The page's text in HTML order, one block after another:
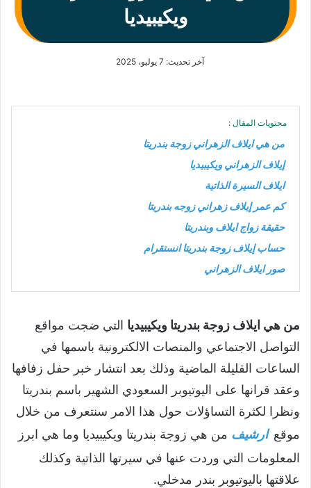
ويكيبيديا
آخر تحديث: 7 يوليو، 2025
محتويات المقال :
من هي ايلاف الزهراني زوجة بندريتا
إيلاف الزهراني ويكيبيديا
ايلاف السيرة الذاتية
كم عمر إيلاف زهراني زوجه بندريتا
حقيقة زواج ايلاف وبندريتا
حساب إيلاف زوجة بندريتا انستقرام
صور ايلاف الزهراني
من هي ايلاف زوجة بندريتا ويكيبيديا التي ضجت مواقع
التواصل الاجتماعي والمنصات الالكترونية باسمها في
الساعات القليلة الماضية وذلك بعد انتشار خبر حفل زفافها
وعقد قرانها على اليوتيوبر السعودي الشهير باسم بندريتا
ونظرا لكثرة التساؤلات حول هذا الامر سنتعرف من خلال
موقع ارشيف من هي زوجة بندريتا ويكيبيديا وما هي ابرز
المعلومات التي وردت عنها في سيرتها الذاتية وكذلك
علاقتها باليوتيوبر بندر مدخلي.